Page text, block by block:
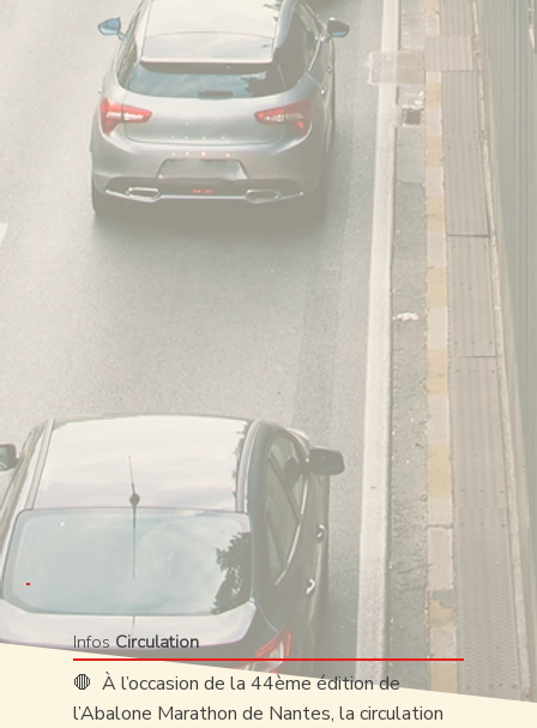
InfosCirculation
🛑 À l’occasion de la 44ème édition de
l’Abalone Marathon de Nantes, la circulation